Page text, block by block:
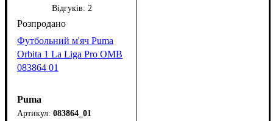
Відгуків: 2
Футбольний м'яч Puma
Orbita 1 La Liga Pro OMB
083864 01
Puma
083864_01